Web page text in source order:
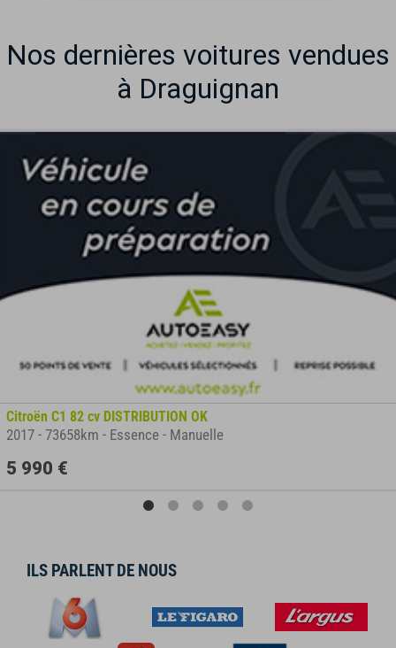
Nos dernières voitures vendues
à Draguignan
Citroën C1 82 cv DISTRIBUTION OK
2017 - 73658km - Essence - Manuelle
5 990 €
ILS PARLENT DE NOUS